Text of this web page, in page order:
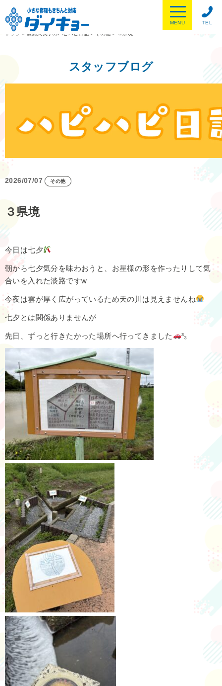
TEL
MENU
トップ
> 淡路久美子のハピハピ日記 > その他 > ３県境
スタッフブログ
2026/07/07 その他
３県境
今日は七夕
朝から七夕気分を味わおうと、お星様の形を作ったりして気
合いを入れた淡路ですw
今夜は雲が厚く広がっているため天の川は見えませんね
七夕とは関係ありませんが
先日、ずっと行きたかった場所へ行ってきました ³₃